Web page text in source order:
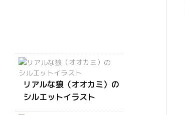
リアルな狼（オオカミ）の
シルエットイラスト